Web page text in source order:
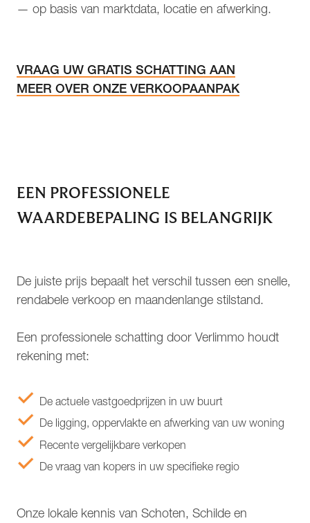
— op basis van marktdata, locatie en afwerking.
VRAAG UW GRATIS SCHATTING AAN
MEER OVER ONZE VERKOOPAANPAK
EEN PROFESSIONELE
WAARDEBEPALING IS BELANGRIJK
De juiste prijs bepaalt het verschil tussen een snelle,
rendabele verkoop en maandenlange stilstand.
Een professionele schatting door Verlimmo houdt
rekening met:
De actuele vastgoedprijzen in uw buurt
De ligging, oppervlakte en afwerking van uw woning
Recente vergelijkbare verkopen
De vraag van kopers in uw specifieke regio
Onze lokale kennis van Schoten, Schilde en